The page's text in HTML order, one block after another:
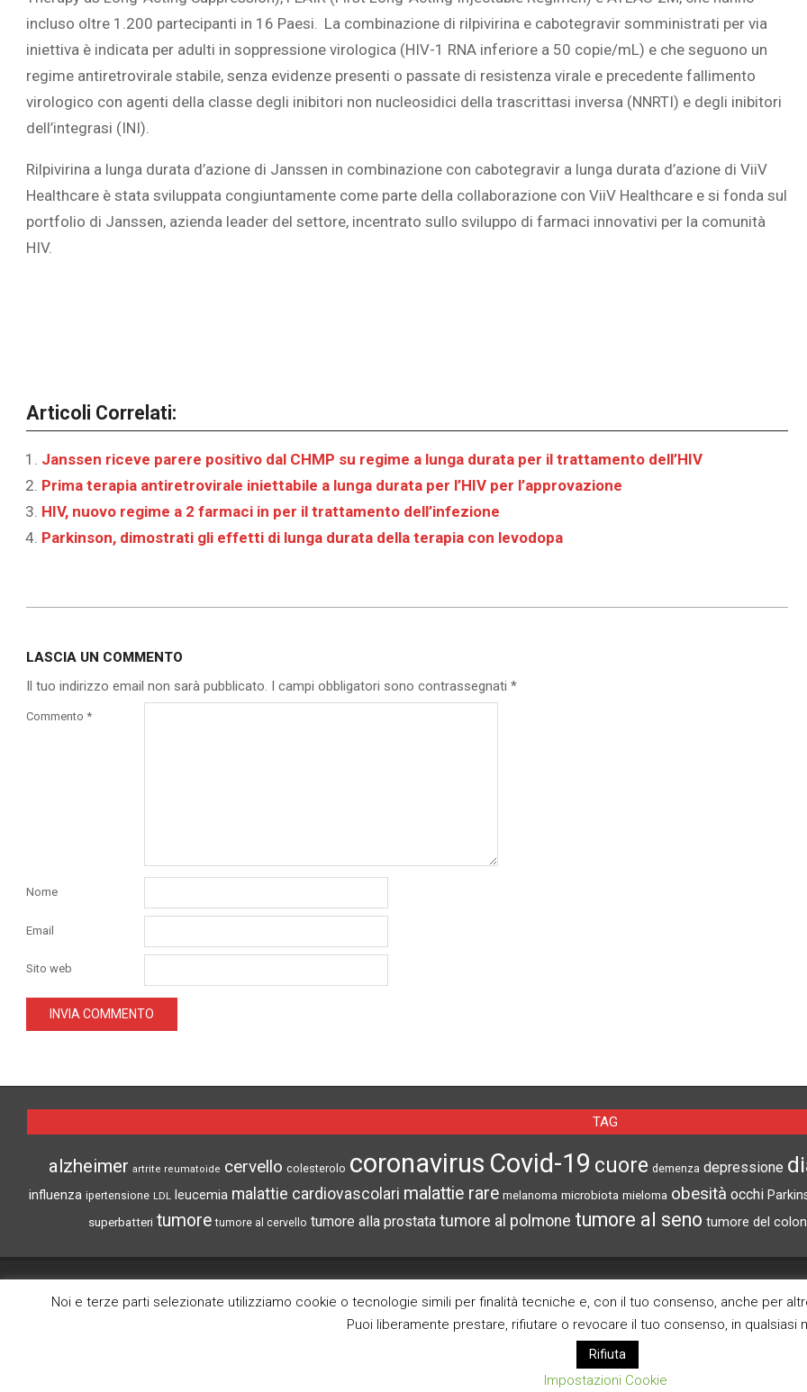
incluso oltre 1.200 partecipanti in 16 Paesi.
La combinazione di rilpivirina e cabotegravir somministrati per via
iniettiva è indicata per adulti in soppressione virologica (HIV-1 RNA inferiore a 50 copie/mL) e che seguono un
regime antiretrovirale stabile, senza evidenze presenti o passate di resistenza virale e precedente fallimento
virologico con agenti della classe degli inibitori non nucleosidici della trascrittasi inversa (NNRTI) e degli inibitori
dell’integrasi (INI).
Rilpivirina a lunga durata d’azione di Janssen in combinazione con cabotegravir a lunga durata d’azione di ViiV
Healthcare è stata sviluppata congiuntamente come parte della collaborazione con ViiV Healthcare e si fonda sul
portfolio di Janssen, azienda leader del settore, incentrato sullo sviluppo di farmaci innovativi per la comunità
HIV.
Articoli Correlati:
Janssen riceve parere positivo dal CHMP su regime a lunga durata per il trattamento dell’HIV
Prima terapia antiretrovirale iniettabile a lunga durata per l’HIV per l’approvazione
HIV, nuovo regime a 2 farmaci in per il trattamento dell’infezione
Parkinson, dimostrati gli effetti di lunga durata della terapia con levodopa
21
LASCIA UN COMMENTO
Il tuo indirizzo email non sarà pubblicato. I campi obbligatori sono contrassegnati *
Commento *
Nome
Email
Sito web
TAG
alzheimer artrite reumatoide cervello colesterolo coronavirus Covid-19 cuore demenza depressione
influenza ipertensione LDL leucemia malattie cardiovascolari malattie rare melanoma microbiota mieloma obesità occhi
superbatteri tumore tumore al cervello tumore alla prostata tumore al polmone tumore al seno tumore del colon
CRONACHE DI SCIENZA CERCA NEL SITO ARCHIVI
Archivi
Noi e terze parti selezionate utilizziamo cookie o tecnologie simili per finalità tecniche e, con il tuo consenso, anche per
Puoi liberamente prestare, rifiutare o revocare il tuo consenso, in qualsiasi
Rifiuta
Impostazioni Cookie